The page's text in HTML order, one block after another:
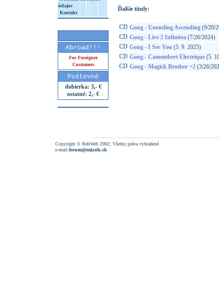
údajov
Kontakt
Abroad!!!
For Foreigner
Customers
Poštovné
dobierka: 3,- €
ostatné: 2,- €
Ďalšie tituly:
CD Gong - Unending Ascending (9/20/
CD Gong - Live 2 Infinitea (7/26/2024)
CD Gong - I See You (5. 9. 2025)
CD Gong - Camembert Electrique (5.
CD Gong - Magick Brother +2 (3/26/
Copyright © RebWeb 2002; Všetky práva vyhradené
e-mail:forum@mjuzik.sk